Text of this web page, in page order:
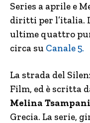
Series a aprile e
diritti per l’italia.
ultime quattro
circa su Canale 5.
La strada del
Film, ed è scritta
Melina Tsampani
Grecia. La serie,